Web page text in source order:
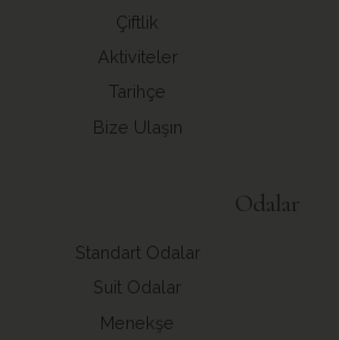
Çiftlik
Aktiviteler
Tarihçe
Bize Ulaşın
Odalar
Standart Odalar
Suit Odalar
Menekşe